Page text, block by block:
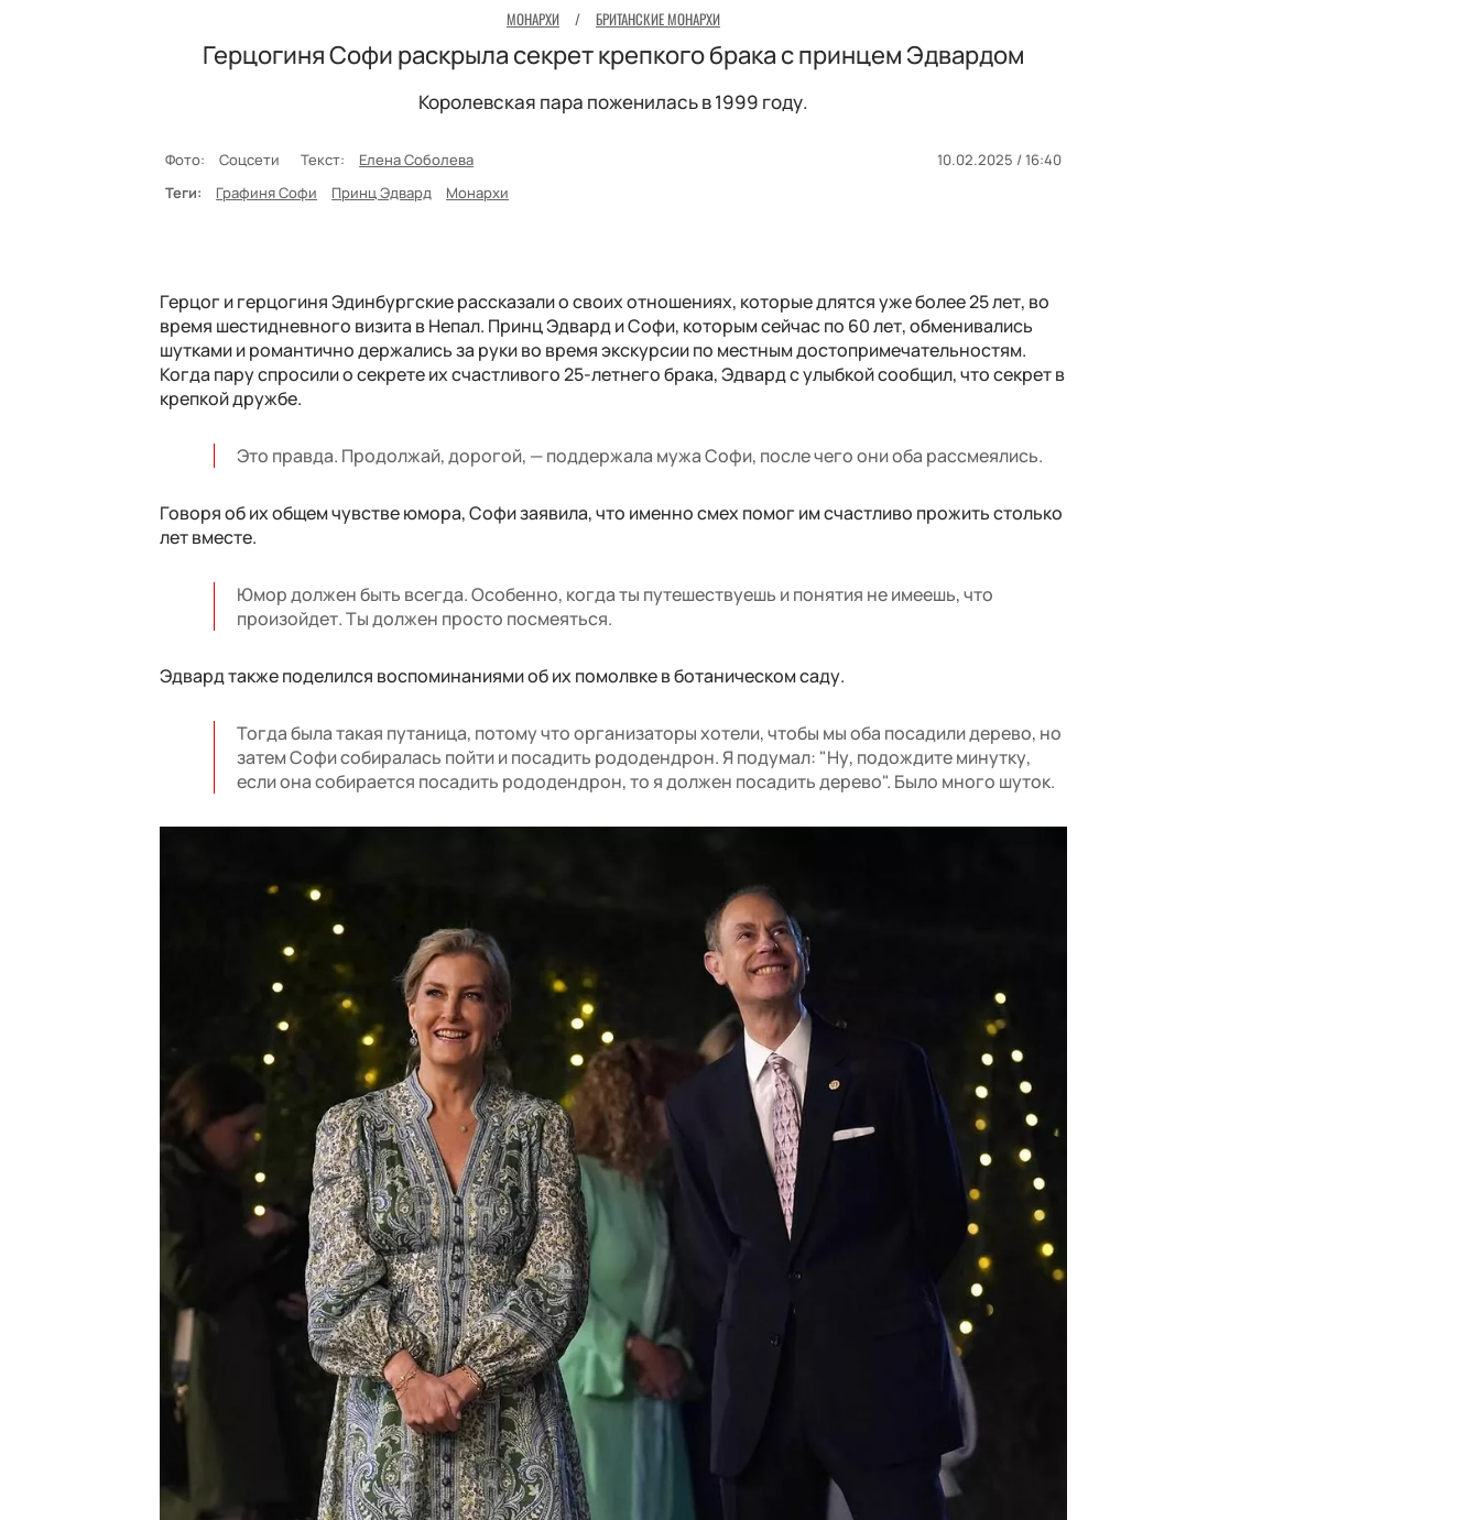
МОНАРХИ / БРИТАНСКИЕ МОНАРХИ
Герцогиня Софи раскрыла секрет крепкого брака с принцем Эдвардом
Королевская пара поженилась в 1999 году.
Фото: Соцсети Текст: Елена Соболева
10.02.2025 / 16:40
Теги:
Графиня Софи Принц Эдвард Монархи
Герцог и герцогиня Эдинбургские рассказали о своих отношениях, которые длятся уже более 25 лет, во
время шестидневного визита в Непал. Принц Эдвард и Софи, которым сейчас по 60 лет, обменивались
шутками и романтично держались за руки во время экскурсии по местным достопримечательностям.
Когда пару спросили о секрете их счастливого 25-летнего брака, Эдвард с улыбкой сообщил, что секрет в
крепкой дружбе.
Это правда. Продолжай, дорогой, — поддержала мужа Софи, после чего они оба рассмеялись.
Говоря об их общем чувстве юмора, Софи заявила, что именно смех помог им счастливо прожить столько
лет вместе.
Юмор должен быть всегда. Особенно, когда ты путешествуешь и понятия не имеешь, что
произойдет. Ты должен просто посмеяться.
Эдвард также поделился воспоминаниями об их помолвке в ботаническом саду.
Тогда была такая путаница, потому что организаторы хотели, чтобы мы оба посадили дерево, но
затем Софи собиралась пойти и посадить рододендрон. Я подумал: "Ну, подождите минутку,
если она собирается посадить рододендрон, то я должен посадить дерево". Было много шуток.